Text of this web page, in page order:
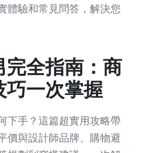
體驗和常見問答，解決您
完全指南：商
巧一次掌握
下手？這篇超實用攻略帶
價與設計師品牌、購物避